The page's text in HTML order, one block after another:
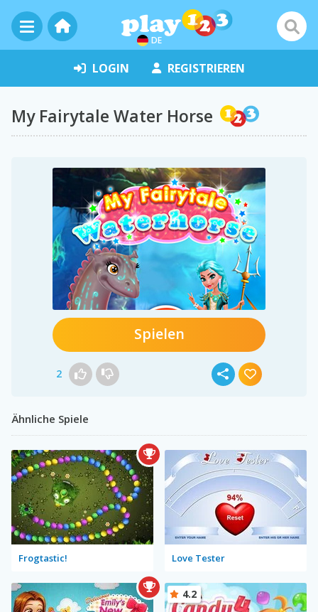
DE
LOGIN REGISTRIEREN
My Fairytale Water Horse
Spielen
2
Ähnliche Spiele
Frogtastic! Love Tester
4.2